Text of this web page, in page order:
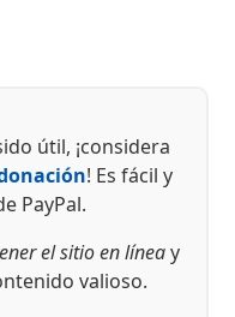
útil, ¡considera
! Es fácil y
PayPal.
el sitio en líneay
valioso.